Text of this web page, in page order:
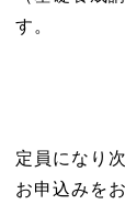
す。
定員になり
お申込みを